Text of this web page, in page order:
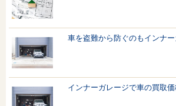
車を盗難から防ぐのもインナ
インナーガレージで車の買取